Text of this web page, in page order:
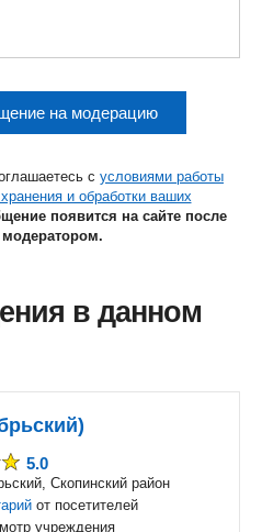
на модерацию
с условиями работы
и обработки ваших
появится на сайте после
в данном
5.0
Скопинский район
от посетителей
учреждения